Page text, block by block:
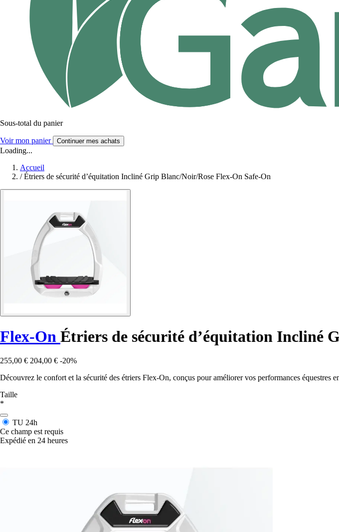
Sous-total du panier
Voir mon panier Continuer mes achats
Loading...
Accueil
/ Étriers de sécurité d’équitation Incliné Grip Blanc/Noir/Rose Flex-On Safe-On
Flex-On Étriers de sécurité d’équitation Incliné
255,00 € 204,00 € -20%
Découvrez le confort et la sécurité des étriers Flex-On, conçus pour améliorer vos performances équestres
Taille
*
TU 24h
Ce champ est requis
Expédié en 24 heures